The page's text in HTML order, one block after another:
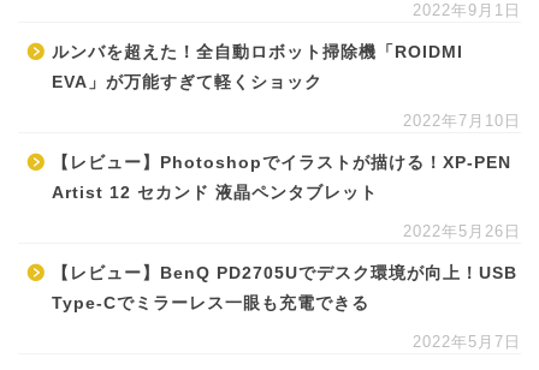
2022年9月1日
ルンバを超えた！全自動ロボット掃除機「ROIDMI
EVA」が万能すぎて軽くショック
2022年7月10日
【レビュー】Photoshopでイラストが描ける！XP-PEN
Artist 12 セカンド 液晶ペンタブレット
2022年5月26日
【レビュー】BenQ PD2705Uでデスク環境が向上！USB
Type-Cでミラーレス一眼も充電できる
2022年5月7日